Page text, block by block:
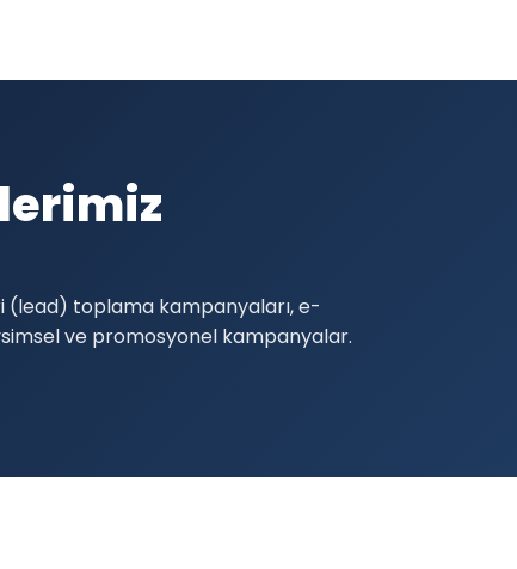
(lead) toplama kampanyaları, e-
ve promosyonel kampanyalar.